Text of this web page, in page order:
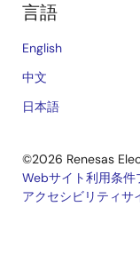
言語
English
中文
日本語
©2026 Renesas
Legal
Webサイト利用条件
アクセシビリティサ